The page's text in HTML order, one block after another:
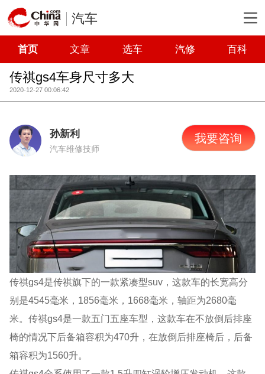
汽车
首页 文章 选车 汽修 百科
传祺gs4车身尺寸多大
2020-12-27 00:06:42
孙新利
汽车维修技师
我要咨询
传祺gs4是传祺旗下的一款紧凑型suv，这款车的长宽高分
别是4545毫米，1856毫米，1668毫米，轴距为2680毫
米。传祺gs4是一款五门五座车型，这款车在不放倒后排座
椅的情况下后备箱容积为470升，在放倒后排座椅后，后备
箱容积为1560升。